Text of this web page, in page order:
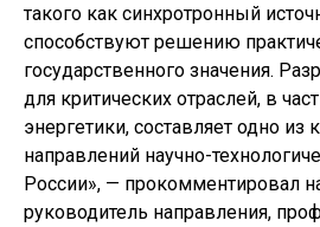
такого как синхротронный
способствуют решению
государственного значения.
для критических отраслей, в
энергетики, составляет одно
направлений научно-
России», — прокомментировал
руководитель направления,